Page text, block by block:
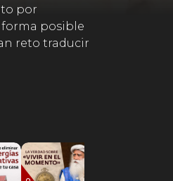
por
posible
reto traducir